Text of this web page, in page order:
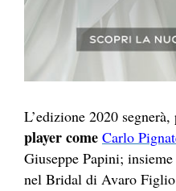
L’edizione 2020 segnerà,
player come Carlo
Giuseppe Papini;
nel Bridal di Avaro